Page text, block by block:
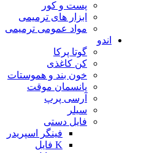
پست و کور
ابزار های ترمیمی
مواد عمومی ترمیمی
اندو
گوتا پرکا
کن کاغذی
خون بند و هموستات
پانسمان موقت
آرسی پرپ
سیلر
فایل دستی
فینگر اسپریدر
K فایل